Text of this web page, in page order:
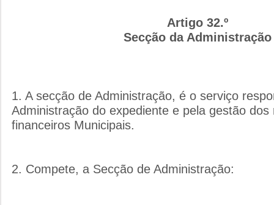
Artigo 32.º
Secção da Administração
1. A secção de Administração, é o serviço
Administração do expediente e pela gestão
financeiros Municipais.
2. Compete, a Secção de Administração: